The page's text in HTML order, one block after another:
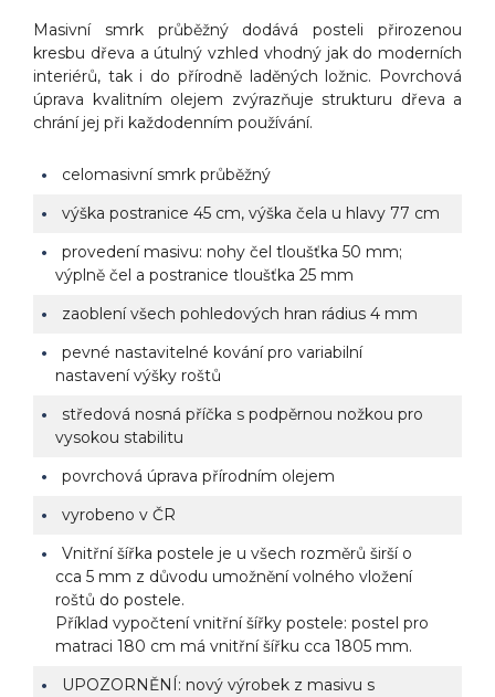
Masivní smrk průběžný dodává posteli přirozenou
kresbu dřeva a útulný vzhled vhodný jak do moderních
interiérů, tak i do přírodně laděných ložnic. Povrchová
úprava kvalitním olejem zvýrazňuje strukturu dřeva a
chrání jej při každodenním používání.
celomasivní smrk průběžný
výška postranice 45 cm, výška čela u hlavy 77 cm
provedení masivu: nohy čel tloušťka 50 mm;
výplně čel a postranice tloušťka 25 mm
zaoblení všech pohledových hran rádius 4 mm
pevné nastavitelné kování pro variabilní
nastavení výšky roštů
středová nosná příčka s podpěrnou nožkou pro
vysokou stabilitu
povrchová úprava přírodním olejem
vyrobeno v ČR
Vnitřní šířka postele je u všech rozměrů širší o
cca 5 mm z důvodu umožnění volného vložení
roštů do postele.
Příklad vypočtení vnitřní šířky postele: postel pro
matraci 180 cm má vnitřní šířku cca 1805 mm.
UPOZORNĚNÍ: nový výrobek z masivu s